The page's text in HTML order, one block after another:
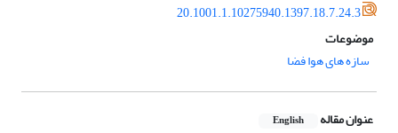
20.1001.1.10275940.1397.18.7.24.3
موضوعات
سازه های هوا فضا
عنوان مقاله English